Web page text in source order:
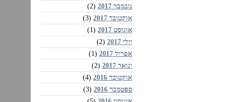
נובמבר 2017
(2)
אוקטובר 2017
(3)
אוגוסט 2017
(1)
יולי 2017
(2)
אפריל 2017
(1)
ינואר 2017
(2)
אוקטובר 2016
(4)
ספטמבר 2016
(3)